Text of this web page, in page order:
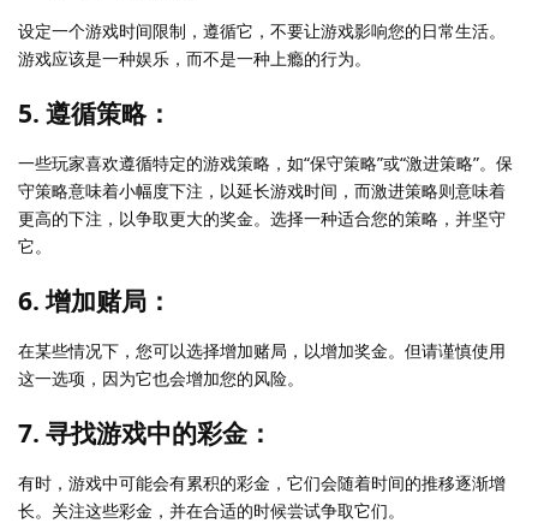
设定一个游戏时间限制，遵循它，不要让游戏影响您的日常生活。
游戏应该是一种娱乐，而不是一种上瘾的行为。
5. 遵循策略：
一些玩家喜欢遵循特定的游戏策略，如“保守策略”或“激进策略”。保
守策略意味着小幅度下注，以延长游戏时间，而激进策略则意味着
更高的下注，以争取更大的奖金。选择一种适合您的策略，并坚守
它。
6. 增加赌局：
在某些情况下，您可以选择增加赌局，以增加奖金。但请谨慎使用
这一选项，因为它也会增加您的风险。
7. 寻找游戏中的彩金：
有时，游戏中可能会有累积的彩金，它们会随着时间的推移逐渐增
长。关注这些彩金，并在合适的时候尝试争取它们。